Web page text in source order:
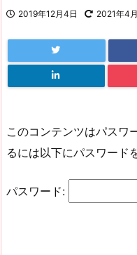
2019年12月4日 2021年4
このコンテンツはパスワ
るには以下にパスワード
パスワード: